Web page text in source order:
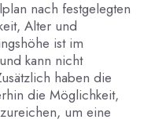
nach festgelegten
Alter und
ist im
kann nicht
haben die
die Möglichkeit,
um eine